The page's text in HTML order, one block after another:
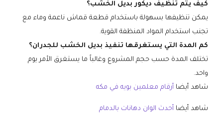
كيف يتم تنظيف ديكور بديل الخشب؟
يمكن تنظيفها بسهولة باستخدام قطعة قماش ناعمة وماء مع
تجنب استخدام المواد المنظفة القوية.
كم المدة التي يستغرقها تنفيذ بديل الخشب للجدران؟
تختلف المدة حسب حجم المشروع وغالباً ما يستغرق الأمر يوم
واحد.
شاهد أيضا أرقام معلمين بويه في مكه
شاهد أيضا أحدث الوان دهانات بالدمام